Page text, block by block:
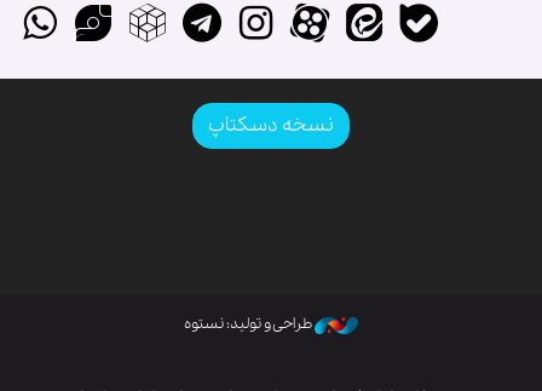
نسخه دسکتاپ
طراحی و تولید: نستوه